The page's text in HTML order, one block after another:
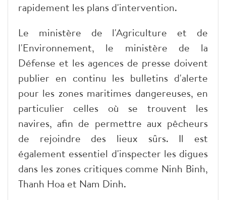
rapidement les plans d'intervention.
Le ministère de l'Agriculture et de
l'Environnement, le ministère de la
Défense et les agences de presse doivent
publier en continu les bulletins d'alerte
pour les zones maritimes dangereuses, en
particulier celles où se trouvent les
navires, afin de permettre aux pêcheurs
de rejoindre des lieux sûrs. Il est
également essentiel d'inspecter les digues
dans les zones critiques comme Ninh Binh,
Thanh Hoa et Nam Dinh.